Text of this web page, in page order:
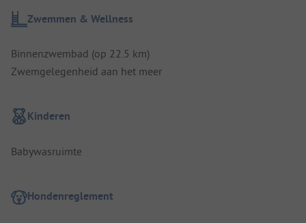
Zwemmen & Wellness
Binnenzwembad (op 22.5 km)
Zwemgelegenheid aan het meer
Kinderen
Babywasruimte
Hondenreglement